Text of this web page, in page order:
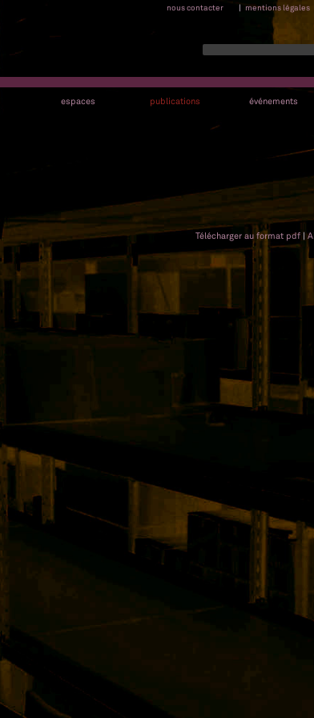
nous contacter | mentions légales
espaces publications événements
Télécharger au format pdf |